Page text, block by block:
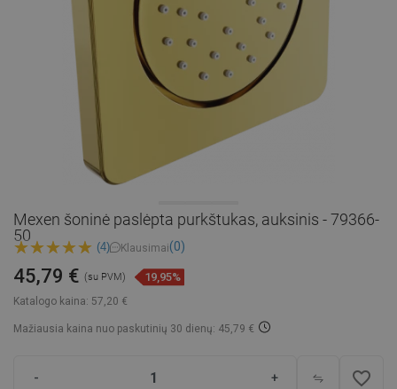
Mexen šoninė paslėpta purkštukas, auksinis - 79366-
50
(4) Klausimai(0)
Katalogo kaina: 57,20 €
45,79 € (su PVM) 19,95%
Mažiausia kaina nuo paskutinių 30 dienų: 45,79 €
- + favorite_border